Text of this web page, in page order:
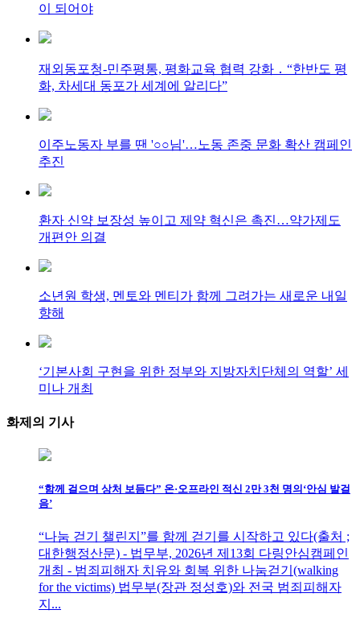
이 되어야
재외동포청-민주평통, 평화교육 협력 강화 ․ “한반도 평
화, 차세대 동포가 세계에 알리다”
이주노동자 부를 땐 '○○님'…노동 존중 문화 확산 캠페인
추진
환자 신약 보장성 높이고 제약 혁신은 촉진…약가제도
개편안 의결
소년원 학생, 멘토와 멘티가 함께 그려가는 새로운 내일
향해
‘기본사회 구현을 위한 정부와 지방자치단체의 역할’ 세
미나 개최
화제의 기사
“함께 걸으며 상처 보듬다” 온·오프라인 적신 2만 3천 명의‘안심 발걸
음’
“나눔 걷기 챌린지”를 함께 걷기를 시작하고 있다(출처 ;
대한행정산문) - 법무부, 2026년 제13회 다링안심캠페인
개최 - 범죄피해자 치유와 회복 위한 나눔걷기(walking
for the victims) 법무부(장관 정성호)와 전국 범죄피해자
지...